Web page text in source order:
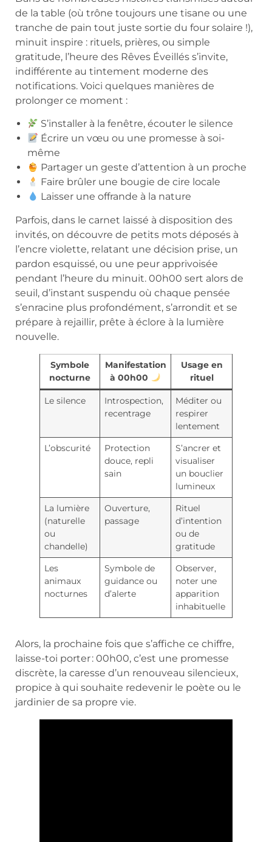
de la table (où trône toujours une tisane ou une
tranche de pain tout juste sortie du four solaire !),
minuit inspire : rituels, prières, ou simple
gratitude, l’heure des Rêves Éveillés s’invite,
indifférente au tintement moderne des
notifications. Voici quelques manières de
prolonger ce moment :
S’installer à la fenêtre, écouter le silence
Écrire un vœu ou une promesse à soi-
même
Partager un geste d’attention à un proche
Faire brûler une bougie de cire locale
Laisser une offrande à la nature
Parfois, dans le carnet laissé à disposition des
invités, on découvre de petits mots déposés à
l’encre violette, relatant une décision prise, un
pardon esquissé, ou une peur apprivoisée
pendant l’heure du minuit. 00h00 sert alors de
seuil, d’instant suspendu où chaque pensée
s’enracine plus profondément, s’arrondit et se
prépare à rejaillir, prête à éclore à la lumière
nouvelle.
Symbole
nocturne
Manifestation
à 00h00
Usage en
rituel
Le silence
Introspection,
recentrage
Méditer ou
respirer
lentement
L’obscurité
Protection
douce, repli
sain
S’ancrer et
visualiser
un bouclier
lumineux
La lumière
(naturelle
ou
chandelle)
Ouverture,
passage
Rituel
d’intention
ou de
gratitude
Les
animaux
nocturnes
Symbole de
guidance ou
d’alerte
Observer,
noter une
apparition
inhabituelle
Alors, la prochaine fois que s’affiche ce chiffre,
laisse-toi porter : 00h00, c’est une promesse
discrète, la caresse d’un renouveau silencieux,
propice à qui souhaite redevenir le poète ou le
jardinier de sa propre vie.